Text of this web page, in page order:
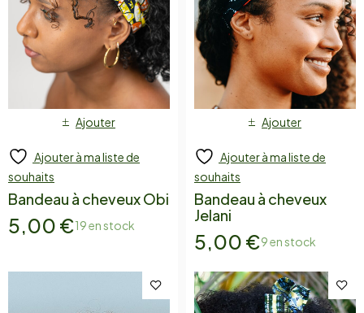
Ajouter
Ajouter à ma liste de
souhaits
Bandeau à cheveux Obi
5,00 €19 en stock
Ajouter
Ajouter à ma liste de
souhaits
Bandeau à cheveux
Jelani
5,00 €9 en stock